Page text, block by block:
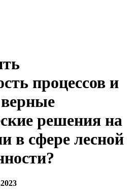
процессов и
решения на
в сфере лесной